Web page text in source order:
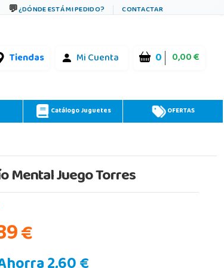
¿DÓNDE ESTÁ MI PEDIDO? CONTACTAR
Tiendas Mi Cuenta 0 0,00 €
Catálogo Juguetes OFERTAS
Mental Juego Torres
€